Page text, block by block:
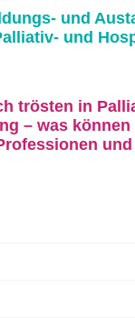
und
und
trösten in
– was können